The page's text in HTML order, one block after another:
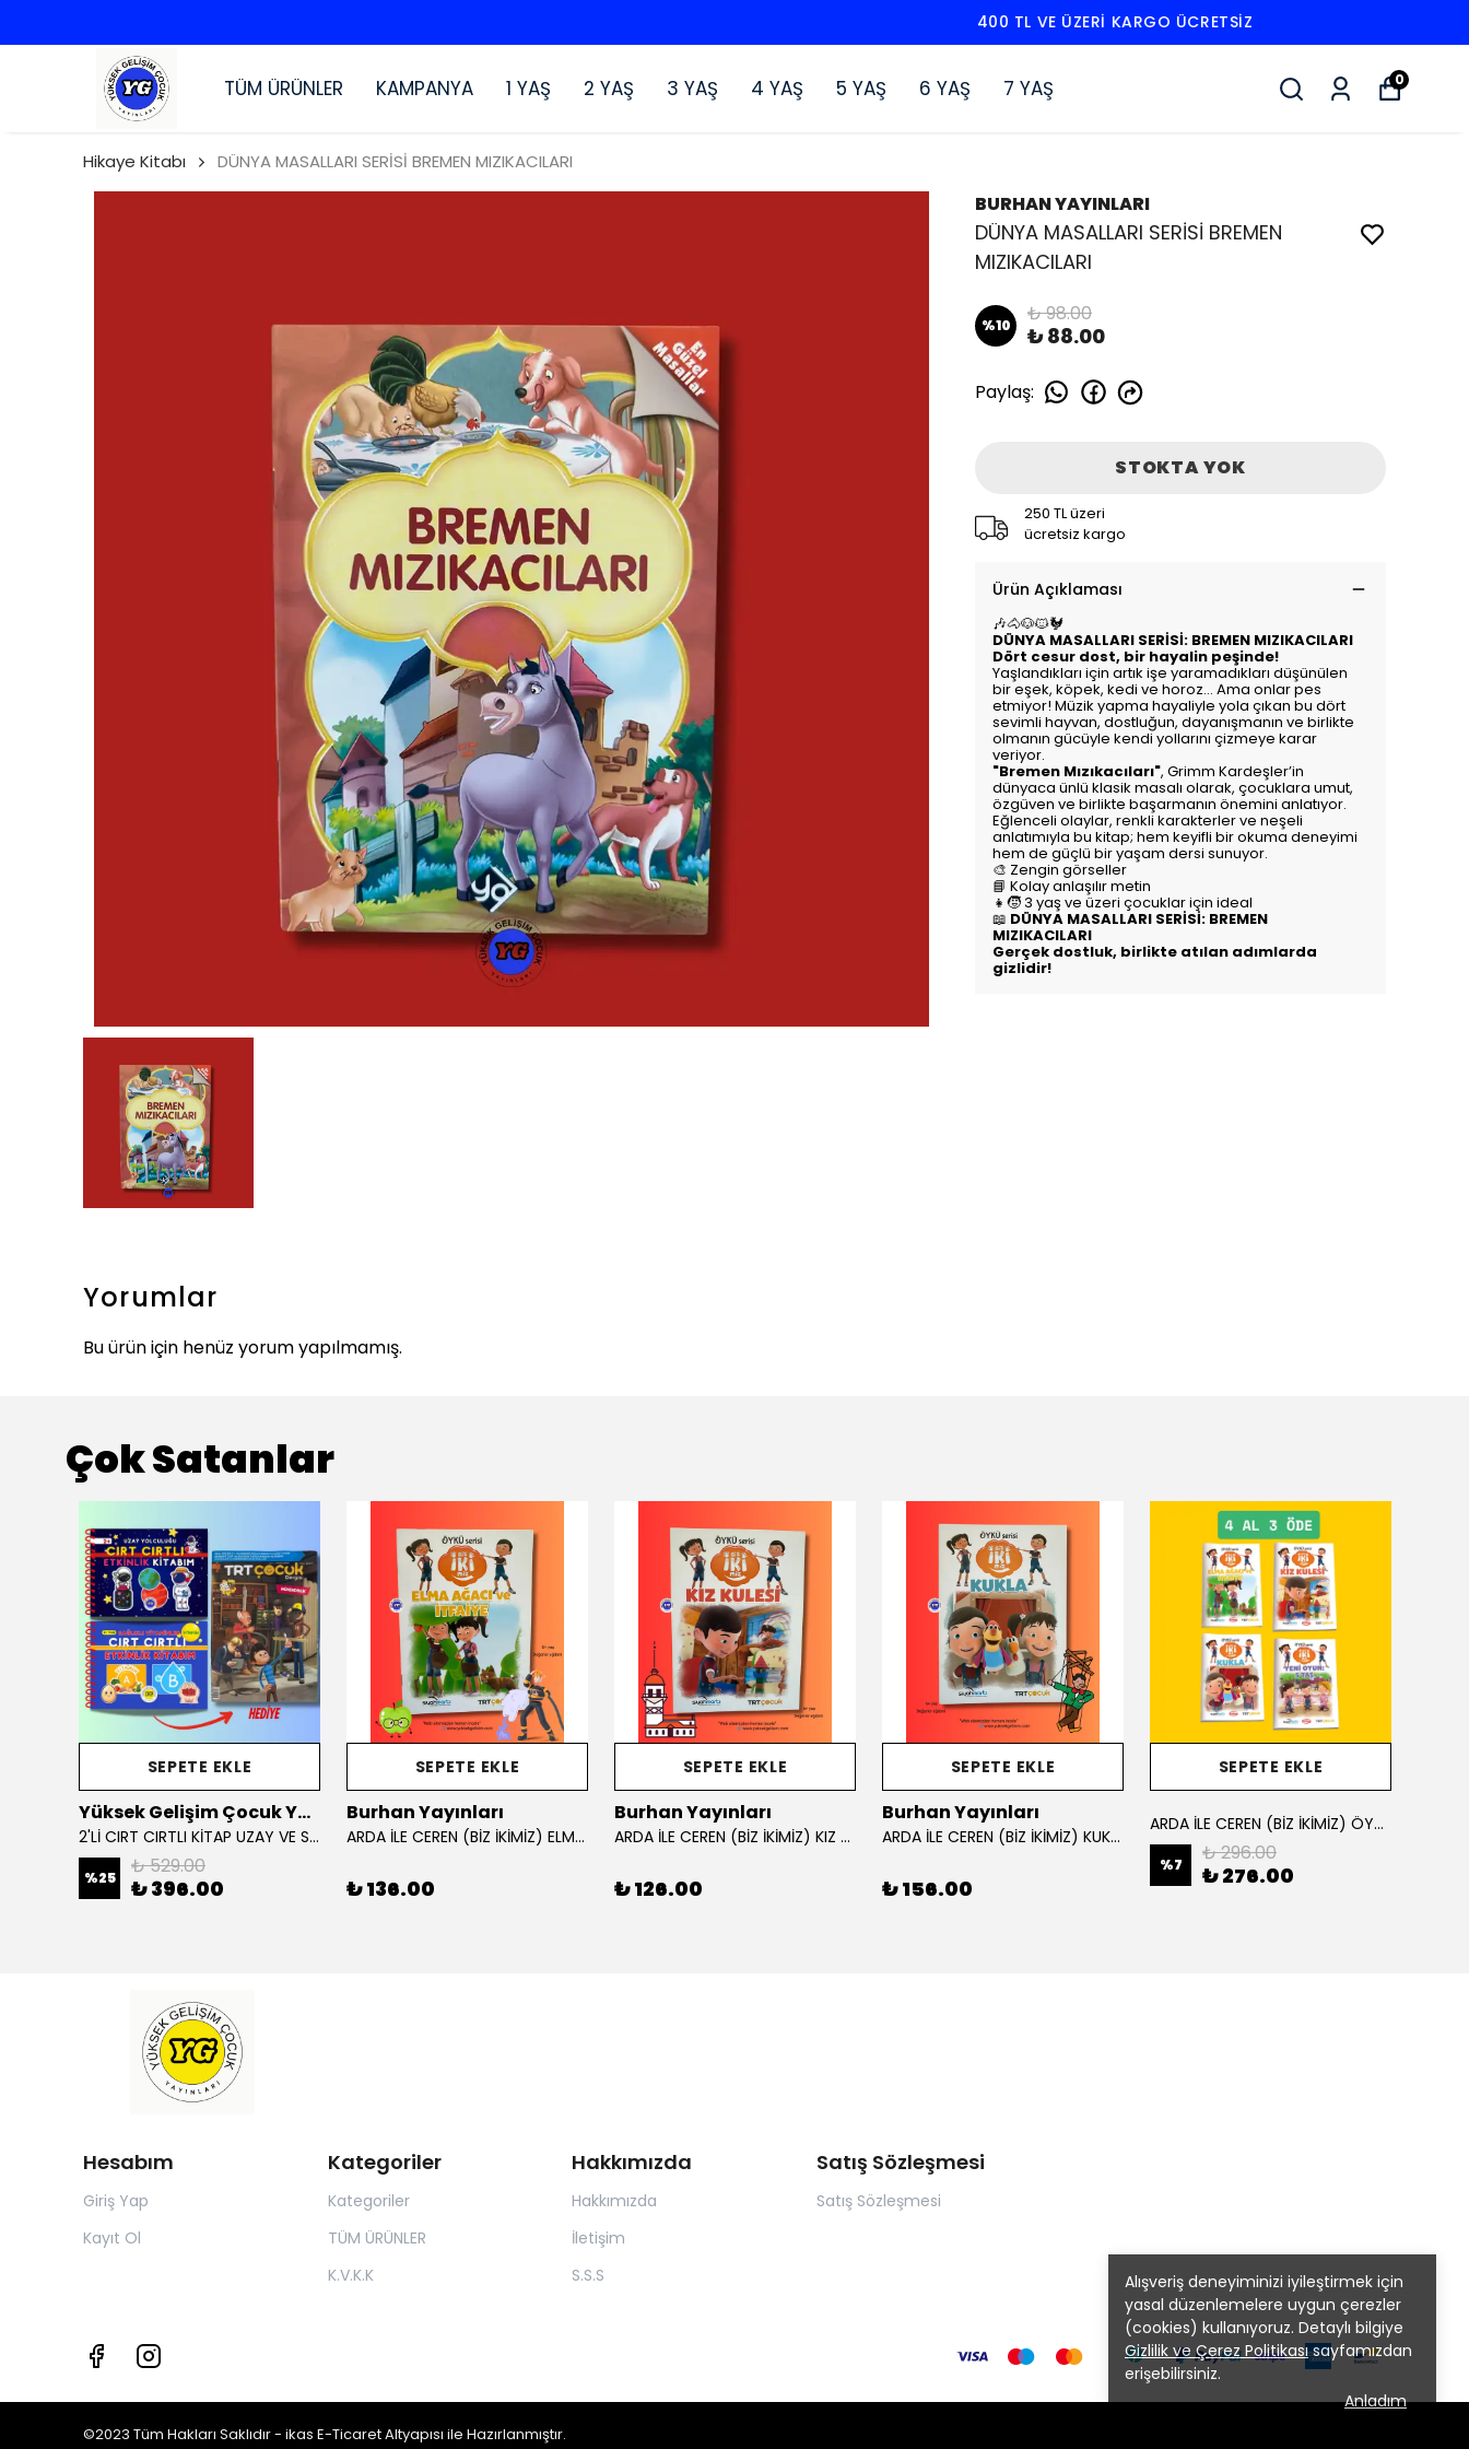
TÜM ÜRÜNLER KAMPANYA 1 YAŞ 2 YAŞ 3 YAŞ 4 YAŞ 5 YAŞ 6 YAŞ 7 YAŞ 0
Alışveriş deneyiminizi iyileştirmek için
yasal düzenlemelere uygun çerezler
(cookies) kullanıyoruz. Detaylı bilgiye
Gizlilik ve Çerez Politikasısayfamızdan
erişebilirsiniz.
Anladım
Hikaye Kitabı DÜNYA MASALLARI SERİSİ BREMEN MIZIKACILARI
BURHAN YAYINLARI
DÜNYA MASALLARI SERİSİ BREMEN
MIZIKACILARI
%10 ₺ 98.00
₺ 88.00
Paylaş:
STOKTA YOK
250 TL üzeri
ücretsiz kargo
Ürün Açıklaması
🎶🐴🐶🐱🐓
DÜNYA MASALLARI SERİSİ: BREMEN MIZIKACILARI
Dört cesur dost, bir hayalin peşinde!
Yaşlandıkları için artık işe yaramadıkları düşünülen
bir eşek, köpek, kedi ve horoz… Ama onlar pes
etmiyor! Müzik yapma hayaliyle yola çıkan bu dört
sevimli hayvan, dostluğun, dayanışmanın ve birlikte
olmanın gücüyle kendi yollarını çizmeye karar
veriyor.
"Bremen Mızıkacıları", Grimm Kardeşler’in
dünyaca ünlü klasik masalı olarak, çocuklara umut,
özgüven ve birlikte başarmanın önemini anlatıyor.
Eğlenceli olaylar, renkli karakterler ve neşeli
anlatımıyla bu kitap; hem keyifli bir okuma deneyimi
hem de güçlü bir yaşam dersi sunuyor.
🎨 Zengin görseller
📘 Kolay anlaşılır metin
👧🧒 3 yaş ve üzeri çocuklar için ideal
📖 DÜNYA MASALLARI SERİSİ: BREMEN
MIZIKACILARI
Gerçek dostluk, birlikte atılan adımlarda
gizlidir!
Yorumlar
Bu ürün için henüz yorum yapılmamış.
Çok Satanlar
SEPETE EKLE
Yüksek Gelişim Çocuk Yayınları
2'Lİ CIRT CIRTLI KİTAP UZAY VE SAĞLIKLI VİTAMİNLER KAMPANYA
%25 ₺ 529.00
₺ 396.00
SEPETE EKLE
Burhan Yayınları
ARDA İLE CEREN (BİZ İKİMİZ) ELMA AĞACI VE İTFAİYE HİKAYE KİTABI
₺ 136.00
SEPETE EKLE
Burhan Yayınları
ARDA İLE CEREN (BİZ İKİMİZ) KIZ KULESİ
₺ 126.00
SEPETE EKLE
Burhan Yayınları
ARDA İLE CEREN (BİZ İKİMİZ) KUKLA
₺ 156.00
SEPETE EKLE
ARDA İLE CEREN (BİZ İKİMİZ) ÖYKÜ KİTAPLARI SETİ
%7 ₺ 296.00
₺ 276.00
Hesabım
Giriş Yap
Kayıt Ol
Kategoriler
Kategoriler
TÜM ÜRÜNLER
K.V.K.K
Hakkımızda
Hakkımızda
İletişim
S.S.S
Satış Sözleşmesi
Satış Sözleşmesi
©2023 Tüm Hakları Saklıdır - ikas E-TicaretAltyapısı ile Hazırlanmıştır.